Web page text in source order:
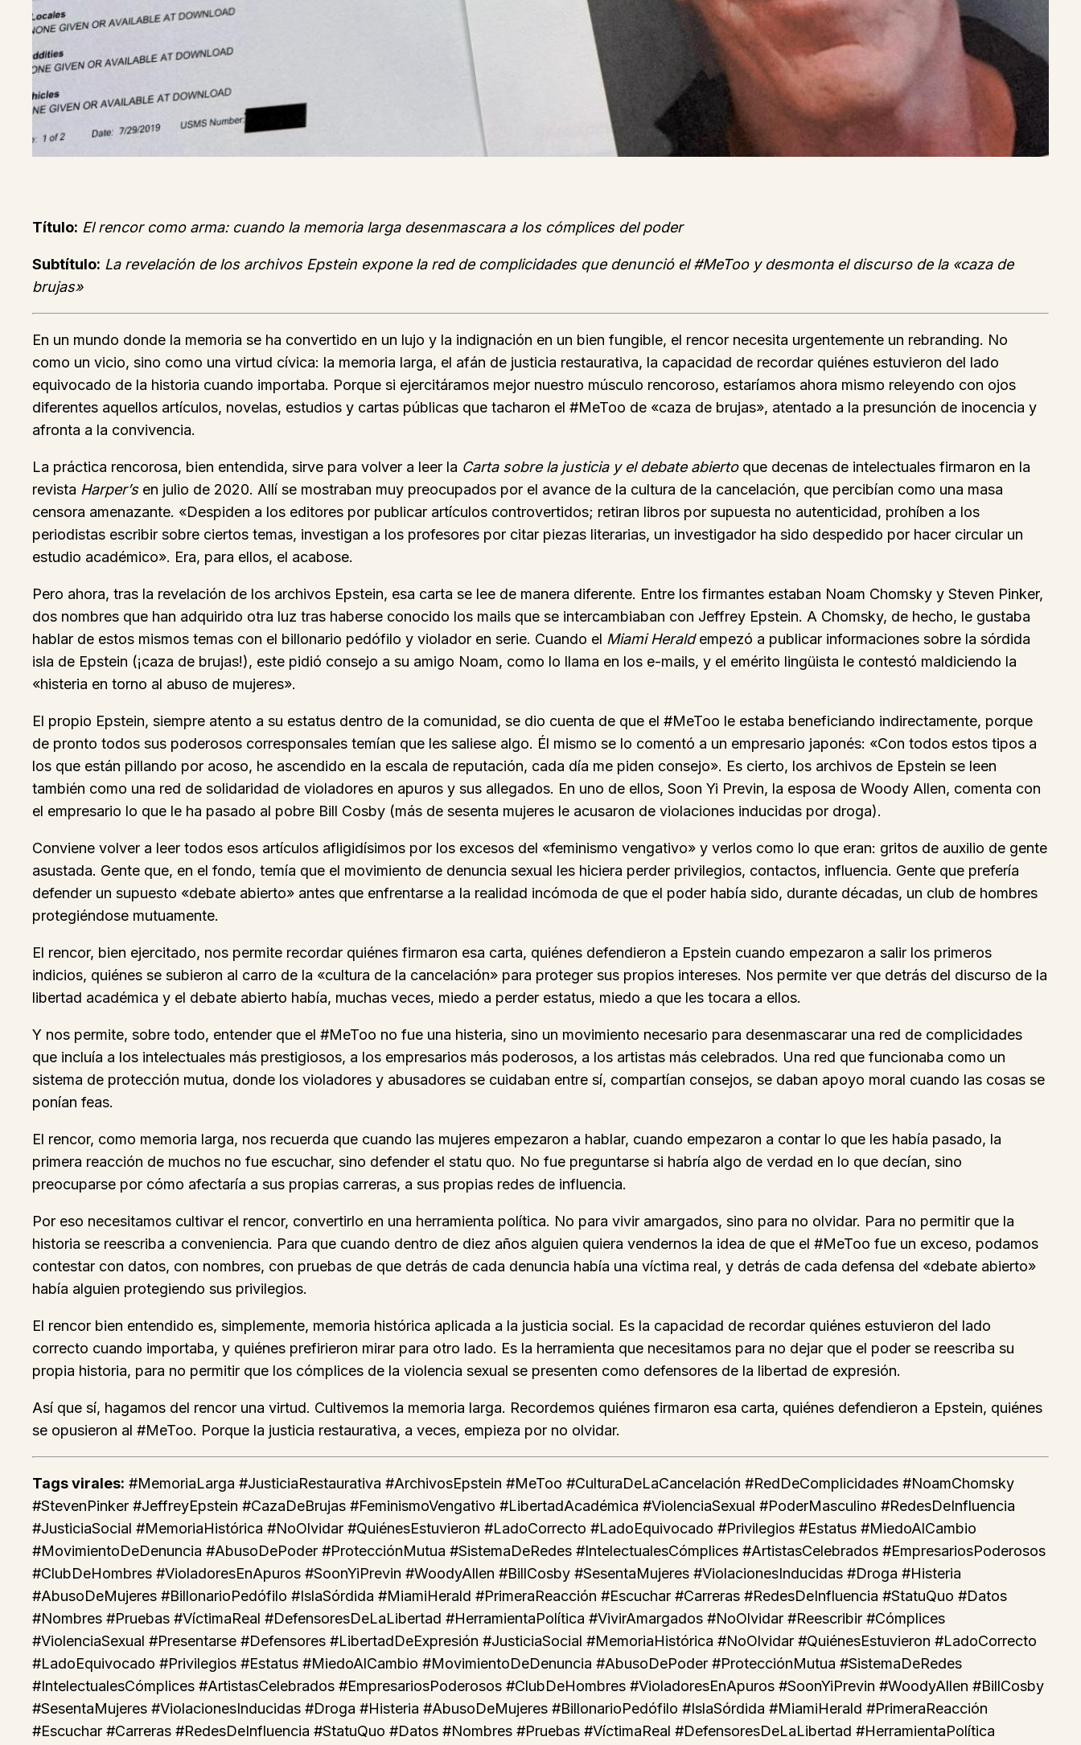
Título: El rencor como arma: cuando la memoria larga desenmascara a los cómplices del poder
Subtítulo: La revelación de los archivos Epstein expone la red de complicidades que denunció el #MeToo y desmonta el discurso de la «caza de
brujas»
En un mundo donde la memoria se ha convertido en un lujo y la indignación en un bien fungible, el rencor necesita urgentemente un rebranding. No
como un vicio, sino como una virtud cívica: la memoria larga, el afán de justicia restaurativa, la capacidad de recordar quiénes estuvieron del lado
equivocado de la historia cuando importaba. Porque si ejercitáramos mejor nuestro músculo rencoroso, estaríamos ahora mismo releyendo con ojos
diferentes aquellos artículos, novelas, estudios y cartas públicas que tacharon el #MeToo de «caza de brujas», atentado a la presunción de inocencia y
afronta a la convivencia.
La práctica rencorosa, bien entendida, sirve para volver a leer la Carta sobre la justicia y el debate abiertoque decenas de intelectuales firmaron en la
revista Harper’sen julio de 2020. Allí se mostraban muy preocupados por el avance de la cultura de la cancelación, que percibían como una masa
censora amenazante. «Despiden a los editores por publicar artículos controvertidos; retiran libros por supuesta no autenticidad, prohíben a los
periodistas escribir sobre ciertos temas, investigan a los profesores por citar piezas literarias, un investigador ha sido despedido por hacer circular un
estudio académico». Era, para ellos, el acabose.
Pero ahora, tras la revelación de los archivos Epstein, esa carta se lee de manera diferente. Entre los firmantes estaban Noam Chomsky y Steven Pinker,
dos nombres que han adquirido otra luz tras haberse conocido los mails que se intercambiaban con Jeffrey Epstein. A Chomsky, de hecho, le gustaba
hablar de estos mismos temas con el billonario pedófilo y violador en serie. Cuando el Miami Heraldempezó a publicar informaciones sobre la sórdida
isla de Epstein (¡caza de brujas!), este pidió consejo a su amigo Noam, como lo llama en los e-mails, y el emérito lingüista le contestó maldiciendo la
«histeria en torno al abuso de mujeres».
El propio Epstein, siempre atento a su estatus dentro de la comunidad, se dio cuenta de que el #MeToo le estaba beneficiando indirectamente, porque
de pronto todos sus poderosos corresponsales temían que les saliese algo. Él mismo se lo comentó a un empresario japonés: «Con todos estos tipos a
los que están pillando por acoso, he ascendido en la escala de reputación, cada día me piden consejo». Es cierto, los archivos de Epstein se leen
también como una red de solidaridad de violadores en apuros y sus allegados. En uno de ellos, Soon Yi Previn, la esposa de Woody Allen, comenta con
el empresario lo que le ha pasado al pobre Bill Cosby (más de sesenta mujeres le acusaron de violaciones inducidas por droga).
Conviene volver a leer todos esos artículos afligidísimos por los excesos del «feminismo vengativo» y verlos como lo que eran: gritos de auxilio de gente
asustada. Gente que, en el fondo, temía que el movimiento de denuncia sexual les hiciera perder privilegios, contactos, influencia. Gente que prefería
defender un supuesto «debate abierto» antes que enfrentarse a la realidad incómoda de que el poder había sido, durante décadas, un club de hombres
protegiéndose mutuamente.
El rencor, bien ejercitado, nos permite recordar quiénes firmaron esa carta, quiénes defendieron a Epstein cuando empezaron a salir los primeros
indicios, quiénes se subieron al carro de la «cultura de la cancelación» para proteger sus propios intereses. Nos permite ver que detrás del discurso de la
libertad académica y el debate abierto había, muchas veces, miedo a perder estatus, miedo a que les tocara a ellos.
Y nos permite, sobre todo, entender que el #MeToo no fue una histeria, sino un movimiento necesario para desenmascarar una red de complicidades
que incluía a los intelectuales más prestigiosos, a los empresarios más poderosos, a los artistas más celebrados. Una red que funcionaba como un
sistema de protección mutua, donde los violadores y abusadores se cuidaban entre sí, compartían consejos, se daban apoyo moral cuando las cosas se
ponían feas.
El rencor, como memoria larga, nos recuerda que cuando las mujeres empezaron a hablar, cuando empezaron a contar lo que les había pasado, la
primera reacción de muchos no fue escuchar, sino defender el statu quo. No fue preguntarse si habría algo de verdad en lo que decían, sino
preocuparse por cómo afectaría a sus propias carreras, a sus propias redes de influencia.
Por eso necesitamos cultivar el rencor, convertirlo en una herramienta política. No para vivir amargados, sino para no olvidar. Para no permitir que la
historia se reescriba a conveniencia. Para que cuando dentro de diez años alguien quiera vendernos la idea de que el #MeToo fue un exceso, podamos
contestar con datos, con nombres, con pruebas de que detrás de cada denuncia había una víctima real, y detrás de cada defensa del «debate abierto»
había alguien protegiendo sus privilegios.
El rencor bien entendido es, simplemente, memoria histórica aplicada a la justicia social. Es la capacidad de recordar quiénes estuvieron del lado
correcto cuando importaba, y quiénes prefirieron mirar para otro lado. Es la herramienta que necesitamos para no dejar que el poder se reescriba su
propia historia, para no permitir que los cómplices de la violencia sexual se presenten como defensores de la libertad de expresión.
Así que sí, hagamos del rencor una virtud. Cultivemos la memoria larga. Recordemos quiénes firmaron esa carta, quiénes defendieron a Epstein, quiénes
se opusieron al #MeToo. Porque la justicia restaurativa, a veces, empieza por no olvidar.
Tags virales: #MemoriaLarga #JusticiaRestaurativa #ArchivosEpstein #MeToo #CulturaDeLaCancelación #RedDeComplicidades #NoamChomsky
#StevenPinker #JeffreyEpstein #CazaDeBrujas #FeminismoVengativo #LibertadAcadémica #ViolenciaSexual #PoderMasculino #RedesDeInfluencia
#JusticiaSocial #MemoriaHistórica #NoOlvidar #QuiénesEstuvieron #LadoCorrecto #LadoEquivocado #Privilegios #Estatus #MiedoAlCambio
#MovimientoDeDenuncia #AbusoDePoder #ProtecciónMutua #SistemaDeRedes #IntelectualesCómplices #ArtistasCelebrados #EmpresariosPoderosos
#ClubDeHombres #VioladoresEnApuros #SoonYiPrevin #WoodyAllen #BillCosby #SesentaMujeres #ViolacionesInducidas #Droga #Histeria
#AbusoDeMujeres #BillonarioPedófilo #IslaSórdida #MiamiHerald #PrimeraReacción #Escuchar #Carreras #RedesDeInfluencia #StatuQuo #Datos
#Nombres #Pruebas #VíctimaReal #DefensoresDeLaLibertad #HerramientaPolítica #VivirAmargados #NoOlvidar #Reescribir #Cómplices
#ViolenciaSexual #Presentarse #Defensores #LibertadDeExpresión #JusticiaSocial #MemoriaHistórica #NoOlvidar #QuiénesEstuvieron #LadoCorrecto
#LadoEquivocado #Privilegios #Estatus #MiedoAlCambio #MovimientoDeDenuncia #AbusoDePoder #ProtecciónMutua #SistemaDeRedes
#IntelectualesCómplices #ArtistasCelebrados #EmpresariosPoderosos #ClubDeHombres #VioladoresEnApuros #SoonYiPrevin #WoodyAllen #BillCosby
#SesentaMujeres #ViolacionesInducidas #Droga #Histeria #AbusoDeMujeres #BillonarioPedófilo #IslaSórdida #MiamiHerald #PrimeraReacción
#Escuchar #Carreras #RedesDeInfluencia #StatuQuo #Datos #Nombres #Pruebas #VíctimaReal #DefensoresDeLaLibertad #HerramientaPolítica